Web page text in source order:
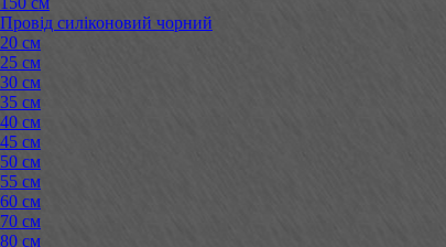
Провід силіконовий чорний
20 см
25 см
30 см
35 см
40 см
45 см
50 см
55 см
60 см
70 см
80 см